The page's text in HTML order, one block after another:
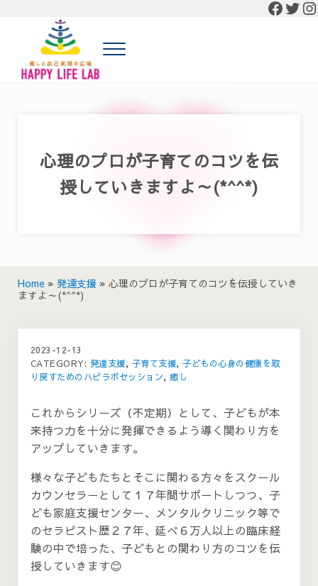
Menu
心理のプロが子育てのコツを伝
授していきますよ～(*^^*)
Home » 発達支援 » 心理のプロが子育てのコツを伝授していき
ますよ～(*^^*)
2023-12-13
CATEGORY: 発達支援, 子育て支援,子どもの心身の健康を取
り戻すためのハピラボセッション,癒し
これからシリーズ（不定期）として、子どもが本
来持つ力を十分に発揮できるよう導く関わり方を
アップしていきます。
様々な子どもたちとそこに関わる方々をスクール
カウンセラーとして１７年間サポートしつつ、子
ども家庭支援センター、メンタルクリニック等で
のセラピスト歴２７年、延べ６万人以上の臨床経
験の中で培った、子どもとの関わり方のコツを伝
授していきます😊